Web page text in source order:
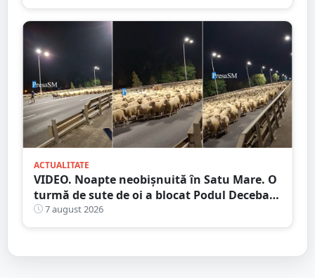
ACTUALITATE
VIDEO. Noapte neobișnuită în Satu Mare. O
turmă de sute de oi a blocat Podul Decebal.
Gest de apreciat al ciobanului
7 august 2026